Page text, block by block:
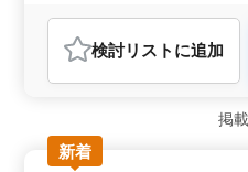
建設コンサルタント
おすすめポイント
＜安定した勤務環境＞ 福
設コンサル企業が、発注者
募集しています。福島駅に
日制の土日休みが嬉しいポ
検討リスト に追加
掲
新着